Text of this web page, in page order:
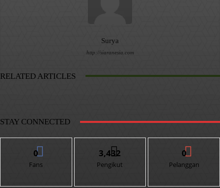
Surya
http://siaranesia.com
RELATED ARTICLES
STAY CONNECTED
0
Fans
3,432
Pengikut
0
Pelanggan